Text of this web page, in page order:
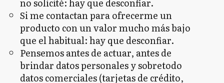
Si me contactan para ofrecerme un
producto con un valor mucho más bajo
que el habitual: hay que desconfiar.
Pensemos antes de actuar, antes de
brindar datos personales y sobretodo
datos comerciales (tarjetas de crédito,